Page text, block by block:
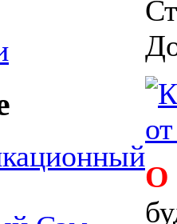
О